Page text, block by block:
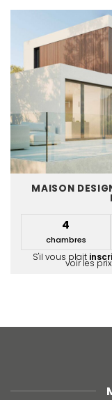
MAISON
4
chambres
S'il vous plait
voir les prix